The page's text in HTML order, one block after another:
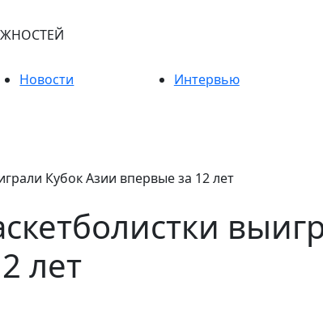
Новости Интервью
лет